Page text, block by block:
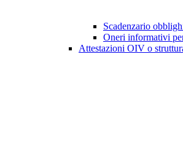
Scadenzario
Oneri informativi
Attestazioni OIV o